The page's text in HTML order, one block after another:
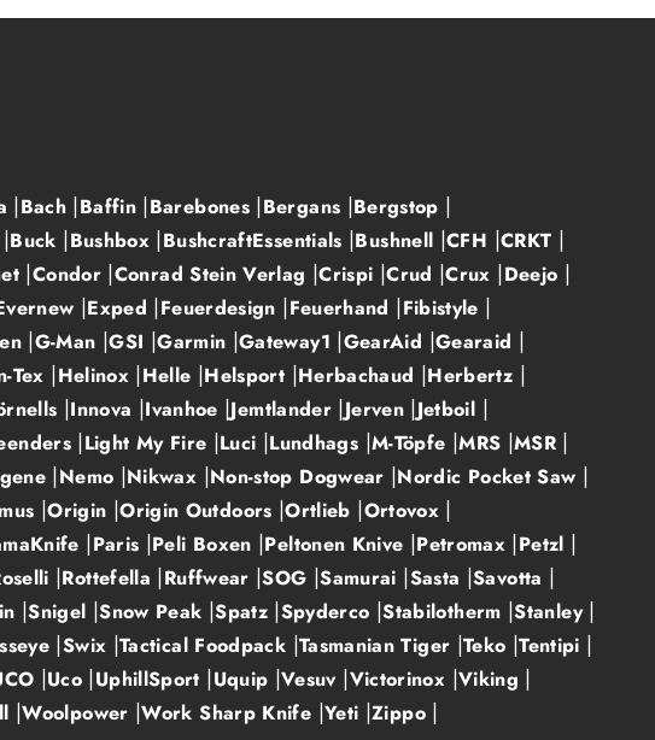
Bach Baffin Barebones Bergans Bergstop
Buck Bushbox BushcraftEssentials Bushnell CFH CRKT
Condor Conrad Stein Verlag Crispi Crud Crux Deejo
Exped Feuerdesign Feuerhand
Fibistyle
G-Man GSI Garmin Gateway1 GearAid Gearaid
Tex Helinox Helle Helsport Herbachaud Herbertz
Innova Ivanhoe Jemtlander Jerven Jetboil
Light My Fire Luci Lundhags M-Töpfe MRS MSR
Nemo Nikwax Non-stop Dogwear Nordic Pocket Saw
Origin Origin Outdoors Ortlieb Ortovox
Paris Peli Boxen Peltonen Knive Petromax Petzl
Rottefella Ruffwear SOG Samurai Sasta Savotta
Snigel Snow Peak Spatz Spyderco Stabilotherm Stanley
Swix Tactical Foodpack Tasmanian Tiger Teko Tentipi
Uco UphillSport Uquip Vesuv Victorinox Viking
Woolpower Work Sharp Knife Yeti Zippo